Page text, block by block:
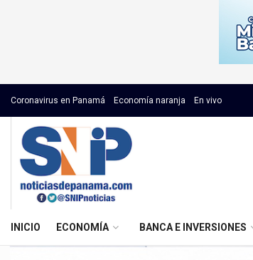
Coronavirus en Panamá Economía naranja En vivo
INICIO ECONOMÍA BANCA E INVERSIONES